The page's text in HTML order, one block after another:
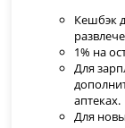
Кешбэк
1% на
Для
аптеках.
Для